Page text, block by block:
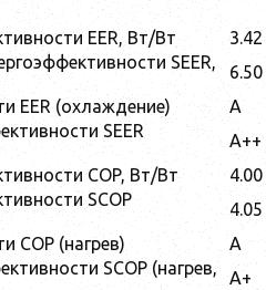
EER, Вт/Вт
3.42
SEER,
6.50
EER (охлаждение)
A
SEER
A++
COP, Вт/Вт
4.00
SCOP
4.05
COP (нагрев)
A
SCOP (нагрев,
A+